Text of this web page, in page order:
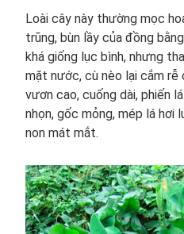
Loài cây này thường mọc
trũng, bùn lầy của đồng
khá giống lục bình, nhưng
mặt nước, cù nèo lại cắm
vươn cao, cuống dài, phiến
nhọn, gốc mỏng, mép lá hơi
non mát mắt.